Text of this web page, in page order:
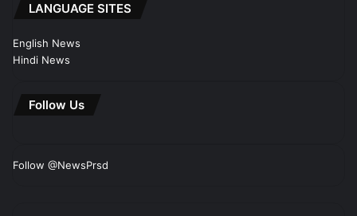
LANGUAGE SITES
English News
Hindi News
Follow Us
Follow @NewsPrsd